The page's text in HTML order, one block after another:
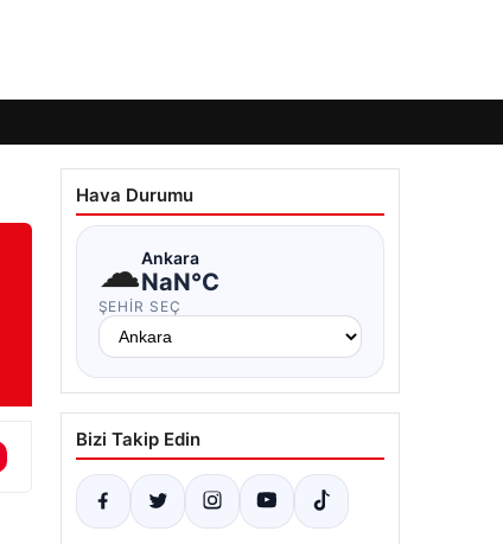
Hava Durumu
☁Ankara
NaN°C
ŞEHIR SEÇ
Bizi Takip Edin